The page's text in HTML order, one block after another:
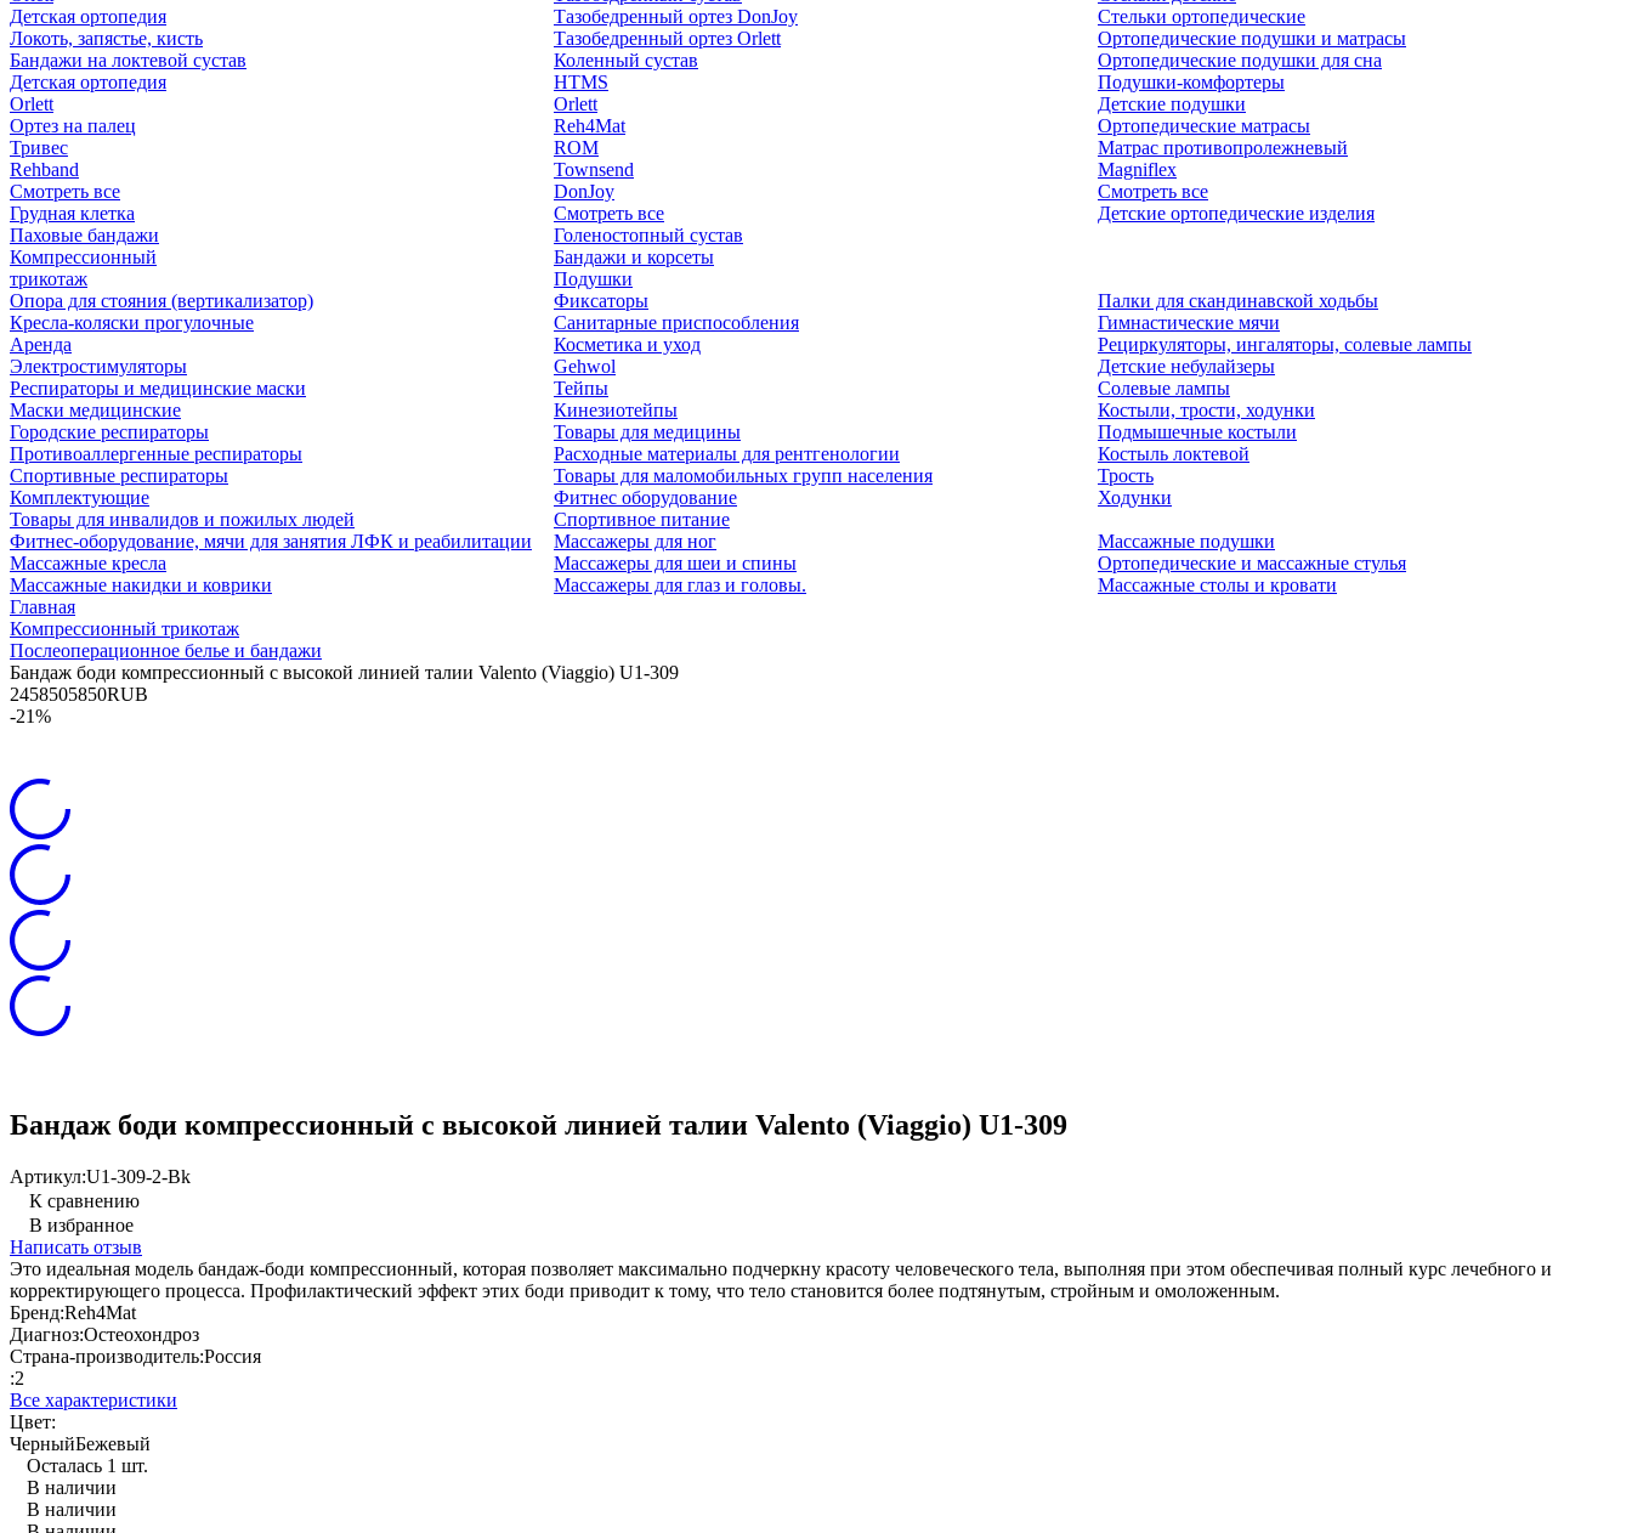
Детская ортопедия
Локоть, запястье, кисть
Бандажи на локтевой сустав
Детская ортопедия
Orlett
Ортез на палец
Тривес
Rehband
Смотреть все
Грудная клетка
Паховые бандажи
Тазобедренный ортез DonJoy
Тазобедренный ортез Orlett
Коленный сустав
HTMS
Orlett
Reh4Mat
ROM
Townsend
DonJoy
Смотреть все
Голеностопный сустав
Стельки ортопедические
Ортопедические подушки и матрасы
Ортопедические подушки для сна
Подушки-комфортеры
Детские подушки
Ортопедические матрасы
Матрас противопролежневый
Magniflex
Смотреть все
Детские ортопедические изделия
Компрессионный
трикотаж
Бандажи и корсеты
Подушки
Опора для стояния (вертикализатор)
Кресла-коляски прогулочные
Аренда
Электростимуляторы
Респираторы и медицинские маски
Маски медицинские
Городские респираторы
Противоаллергенные респираторы
Спортивные респираторы
Комплектующие
Товары для инвалидов и пожилых людей
Фиксаторы
Санитарные приспособления
Косметика и уход
Gehwol
Тейпы
Кинезиотейпы
Товары для медицины
Расходные материалы для рентгенологии
Товары для маломобильных групп населения
Фитнес оборудование
Спортивное питание
Палки для скандинавской ходьбы
Гимнастические мячи
Рециркуляторы, ингаляторы, солевые лампы
Детские небулайзеры
Солевые лампы
Костыли, трости, ходунки
Подмышечные костыли
Костыль локтевой
Трость
Ходунки
Фитнес-оборудование, мячи для занятия ЛФК и реабилитации
Массажные кресла
Массажные накидки и коврики
Массажеры для ног
Массажеры для шеи и спины
Массажеры для глаз и головы.
Массажные подушки
Ортопедические и массажные стулья
Массажные столы и кровати
Главная
Компрессионный трикотаж
Послеоперационное белье и бандажи
Бандаж боди компрессионный с высокой линией талии Valento (Viaggio) U1-309
2458505850RUB
-21%
Бандаж боди компрессионный с высокой линией талии Valento (Viaggio) U1-309
Артикул:U1-309-2-Bk
К сравнению
В избранное
Написать отзыв
Это идеальная модель бандаж-боди компрессионный, которая позволяет максимально подчеркну красоту человеческого тела, выполняя при этом обеспечивая полный курс лечебного и
корректирующего процесса. Профилактический эффект этих боди приводит к тому, что тело становится более подтянутым, стройным и омоложенным.
Бренд:Reh4Mat
Диагноз:Остеохондроз
Страна-производитель:Россия
:2
Все характеристики
Цвет:
ЧерныйБежевый
Осталась 1 шт.
В наличии
В наличии